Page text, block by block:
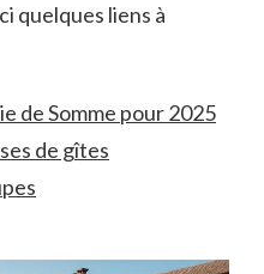
quelques liens à
de Somme pour 2025
de gîtes